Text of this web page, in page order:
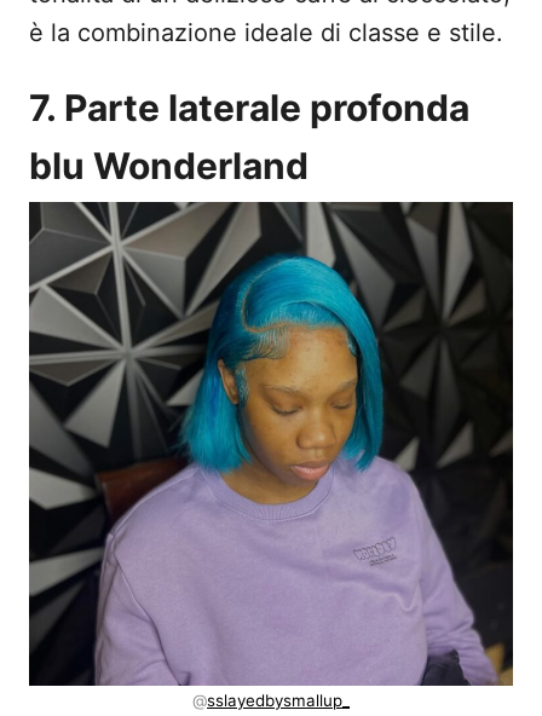
è la combinazione ideale di classe e stile.
7. Parte laterale profonda
blu Wonderland
@sslayedbysmallup_